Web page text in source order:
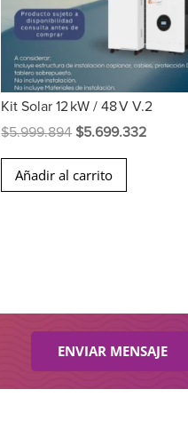
Kit Solar 12 kW / 48 V V.2
$5.999.894 El
original
$5.699.332El
Añadir al carrito
ENVIAR MENSAJE